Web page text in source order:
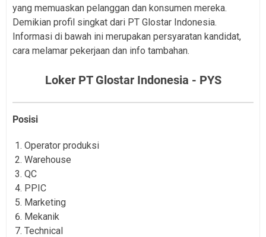
yang memuaskan pelanggan dan konsumen mereka.
Demikian profil singkat dari PT Glostar Indonesia.
Informasi di bawah ini merupakan persyaratan kandidat,
cara melamar pekerjaan dan info tambahan.
Loker PT Glostar Indonesia - PYS
Posisi
Operator produksi
Warehouse
QC
PPIC
Marketing
Mekanik
Technical